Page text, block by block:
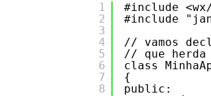
1
2
3
4
5
6
7
8
#include
#include
// vamos
// que herda
class
{
public: